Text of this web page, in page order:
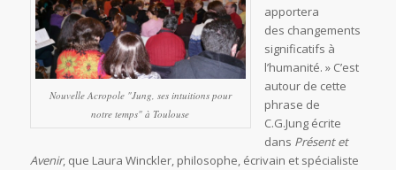
Nouvelle Acropole "Jung, ses intuitions pour
notre temps" à Toulouse
apportera
des changements
significatifs à
l’humanité. » C’est
autour de cette
phrase de
C.G.Jung écrite
dans Présent et
Avenir, que Laura Winckler, philosophe, écrivain et spécialiste